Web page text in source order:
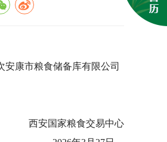
安康市粮食储备库有限公司
西安国家粮食交易中心